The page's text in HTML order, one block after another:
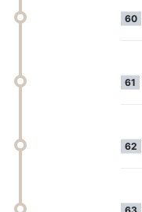
60
61
62
63